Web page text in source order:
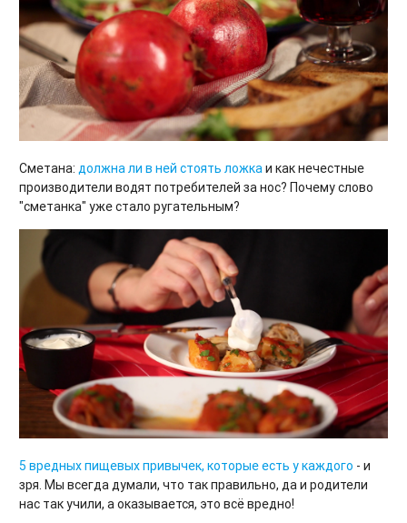
Сметана: должна ли в ней стоять ложка и как нечестные
производители водят потребителей за нос? Почему слово
"сметанка" уже стало ругательным?
5 вредных пищевых привычек, которые есть у каждого - и
зря. Мы всегда думали, что так правильно, да и родители
нас так учили, а оказывается, это всё вредно!